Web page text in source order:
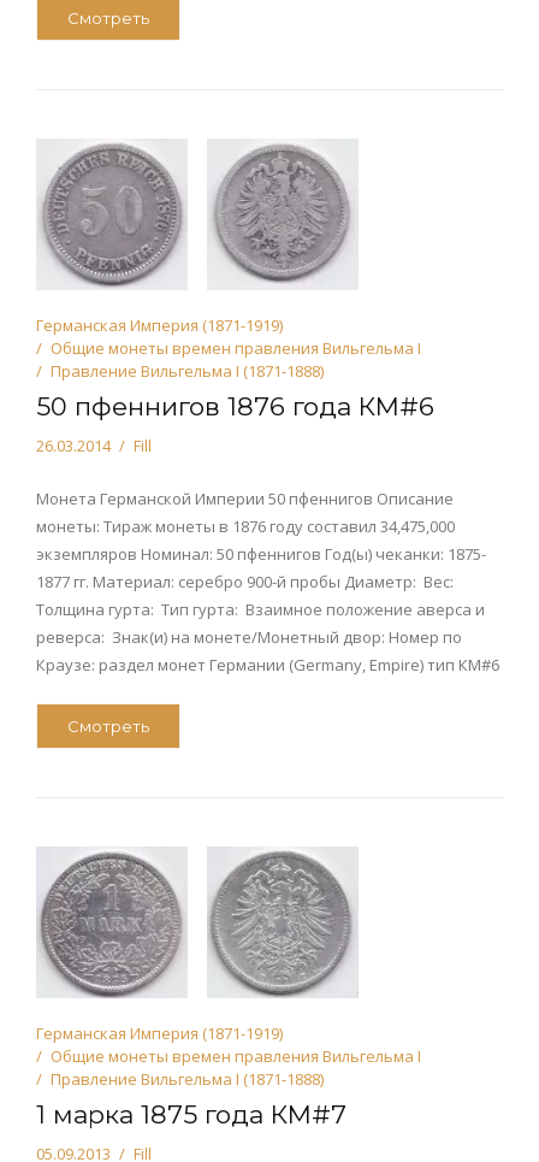
Смотреть
Германская Империя (1871-1919)
Общие монеты времен правления Вильгельма I
Правление Вильгельма I (1871-1888)
50 пфеннигов 1876 года КМ#6
26.03.2014 Fill
Монета Германской Империи 50 пфеннигов Описание
монеты: Тираж монеты в 1876 году составил 34,475,000
экземпляров Номинал: 50 пфеннигов Год(ы) чеканки: 1875-
1877 гг. Материал: серебро 900-й пробы Диаметр: Вес:
Толщина гурта: Тип гурта: Взаимное положение аверса и
реверса: Знак(и) на монете/Монетный двор: Номер по
Краузе: раздел монет Германии (Germany, Empire) тип КМ#6
Смотреть
Германская Империя (1871-1919)
Общие монеты времен правления Вильгельма I
Правление Вильгельма I (1871-1888)
1 марка 1875 года КМ#7
05.09.2013 Fill